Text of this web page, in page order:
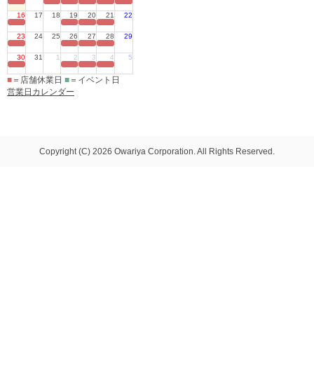
16 17 18 19 20 21 22
23 24 25 26 27 28 29
30 31 1 2 3 4 5
■ ＝店舗休業日 ■ ＝イベント日
営業日カレンダー
Copyright (C) 2026 Owariya Corporation. All Rights Reserved.